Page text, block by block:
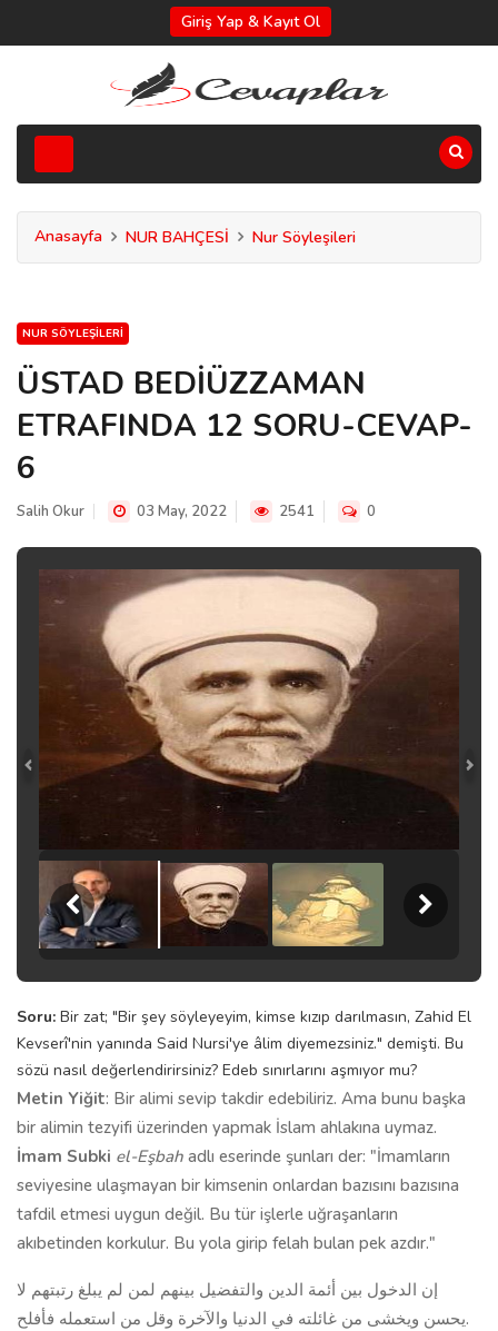
Giriş Yap & Kayıt Ol
Anasayfa NUR BAHÇESİ Nur Söyleşileri
NUR SÖYLEŞILERI
ÜSTAD BEDİÜZZAMAN
ETRAFINDA 12 SORU-CEVAP-
6
Salih Okur 03 May, 2022 2541 0
Soru: Bir zat; "Bir şey söyleyeyim, kimse kızıp darılmasın, Zahid El
Kevserî'nin yanında Said Nursi'ye âlim diyemezsiniz." demişti. Bu
sözü nasıl değerlendirirsiniz? Edeb sınırlarını aşmıyor mu?
Metin Yiğit: Bir alimi sevip takdir edebiliriz. Ama bunu başka
bir alimin tezyifi üzerinden yapmak İslam ahlakına uymaz.
İmam Subki el-Eşbah adlı eserinde şunları der: "İmamların
seviyesine ulaşmayan bir kimsenin onlardan bazısını bazısına
tafdil etmesi uygun değil. Bu tür işlerle uğraşanların
akıbetinden korkulur. Bu yola girip felah bulan pek azdır."
إن الدخول بين أئمة الدين والتفضيل بينهم لمن لم يبلغ رتبتهم لا
يحسن ويخشى من غائلته في الدنيا والآخرة وقل من استعمله فأفلح.